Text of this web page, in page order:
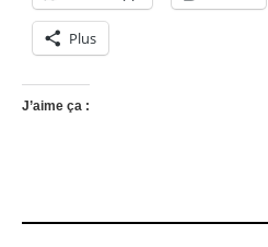
Plus
J’aime ça :